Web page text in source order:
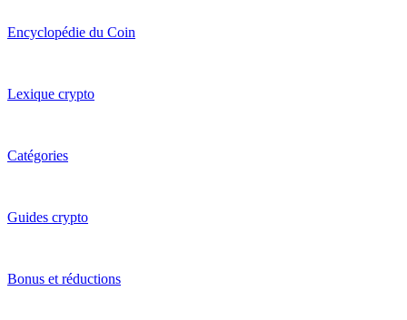
Encyclopédie du Coin
Lexique crypto
Catégories
Guides crypto
Bonus et réductions